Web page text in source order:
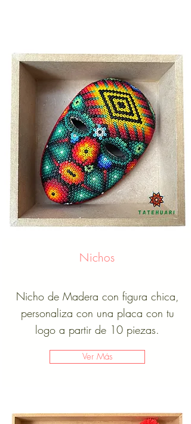
Nichos
Nicho de Madera con figura chica,
personaliza con una placa con tu
logo a partir de 10 piezas.
Ver Más